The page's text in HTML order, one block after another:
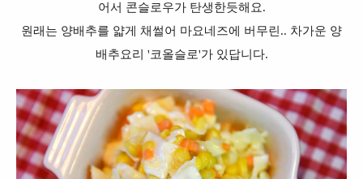
어서 콘슬로우가 탄생한듯해요.
원래는 양배추를 얇게 채썰어 마요네즈에 버무린.. 차가운 양
배추요리 '코올슬로'가 있답니다.